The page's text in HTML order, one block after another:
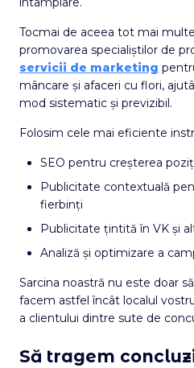
Tocmai de aceea tot mai
promovarea specialiștilor de
servicii de marketing
mâncare și afaceri cu flori,
mod sistematic și previzibil.
Folosim cele mai eficiente
SEO pentru creșterea
Publicitate contextuală
fierbinți
Publicitate țintită în VK și
Analiză și optimizare a
Sarcina noastră nu este doar
facem astfel încât localul
a clientului dintre sute de
Să tragem